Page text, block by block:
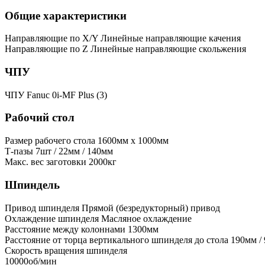
Общие характеристики
Направляющие по X/Y Линейные направляющие качения
Направляющие по Z Линейные направляющие скольжения
ЧПУ
ЧПУ Fanuc 0i-MF Plus (3)
Рабочий стол
Размер рабочего стола 1600мм x 1000мм
Т-пазы 7шт / 22мм / 140мм
Макс. вес заготовки 2000кг
Шпиндель
Привод шпинделя Прямой (безредукторный) привод
Охлаждение шпинделя Масляное охлаждение
Расстояние между колоннами 1300мм
Расстояние от торца вертикального шпинделя до стола 190мм /
Скорость вращения шпинделя
10000об/мин